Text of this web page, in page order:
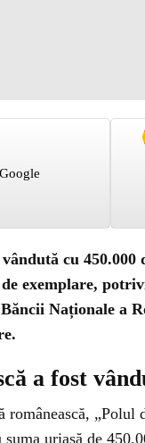
cu
exemplare,
Naționale a
a fost
românească,
uriașă de